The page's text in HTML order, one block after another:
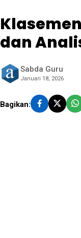
dan
Sabda Guru
Januari 18, 2026
Bagikan: